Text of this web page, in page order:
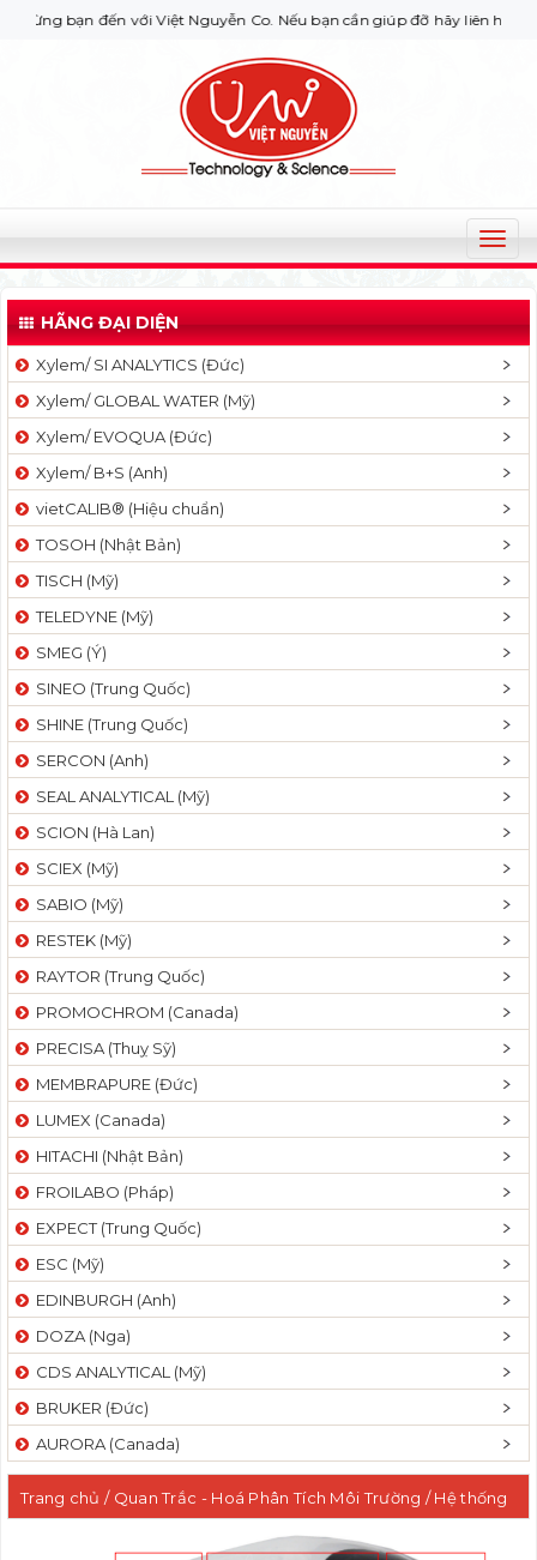
đến với Việt Nguyễn Co. Nếu bạn cần giúp đỡ hãy liên hệ với chúng
T
o
g
l
v
a
t
n
HÃNG ĐẠI DIỆN
Xylem/ SI ANALYTICS (Đức)
Xylem/ GLOBAL WATER (Mỹ)
Xylem/ EVOQUA (Đức)
Xylem/ B+S (Anh)
vietCALIB® (Hiệu chuẩn)
TOSOH (Nhật Bản)
TISCH (Mỹ)
TELEDYNE (Mỹ)
SMEG (Ý)
SINEO (Trung Quốc)
SHINE (Trung Quốc)
SERCON (Anh)
SEAL ANALYTICAL (Mỹ)
SCION (Hà Lan)
SCIEX (Mỹ)
SABIO (Mỹ)
RESTEK (Mỹ)
RAYTOR (Trung Quốc)
PROMOCHROM (Canada)
PRECISA (Thuỵ Sỹ)
MEMBRAPURE (Đức)
LUMEX (Canada)
HITACHI (Nhật Bản)
FROILABO (Pháp)
EXPECT (Trung Quốc)
ESC (Mỹ)
EDINBURGH (Anh)
DOZA (Nga)
CDS ANALYTICAL (Mỹ)
BRUKER (Đức)
AURORA (Canada)
Trang chủ / Quan Trắc - Hoá Phân Tích Môi Trường /Hệ thống
phân tích Phenol và Cyanua (hệ thống phân tích dòng